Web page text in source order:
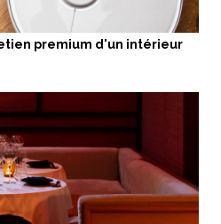
premium d'un intérieur